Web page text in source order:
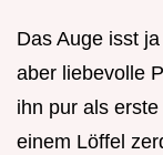
Das Auge isst
aber liebevolle
ihn pur als
einem Löffel